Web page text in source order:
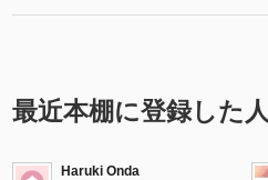
最近本棚に登録した人
Haruki Onda